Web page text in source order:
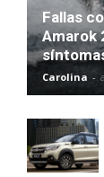
Fallas
Amarok
Carolina -